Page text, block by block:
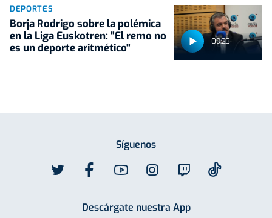
09:23
DEPORTES
Borja Rodrigo sobre la polémica
en la Liga Euskotren: "El remo no
es un deporte aritmético"
Síguenos
Descárgate nuestra App